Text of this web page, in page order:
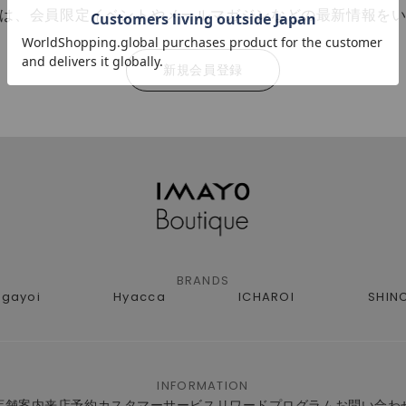
、会員限定イベントやメールマガジンなどの最新情報を
新規会員登録
BRANDS
Hyacca ICHAROI
INFORMATION